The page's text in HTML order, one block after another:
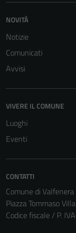
NOVITÀ
Notizie
Comunicati
Avvisi
VIVERE IL COMUNE
Luoghi
Eventi
CONTATTI
Comune di Valfenera
Piazza Tommaso
Codice fiscale / P.